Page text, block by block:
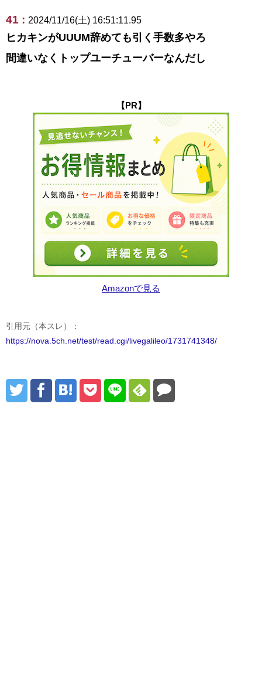
41 : 2024/11/16(土) 16:51:11.95
ヒカキンがUUUM辞めても引く手数多やろ
間違いなくトップユーチューバーなんだし
【PR】
Amazonで見る
引用元（本スレ）：
https://nova.5ch.net/test/read.cgi/livegalileo/1731741348/